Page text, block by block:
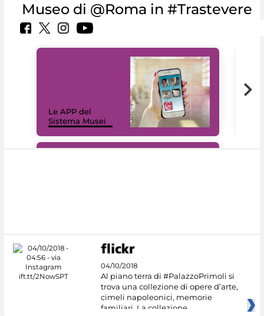
Museo di @Roma in #Trastevere
Le APP del
Sistema Musei
04/10/2018
Al piano terra di #PalazzoPrimoli si
trova una collezione di opere d’arte,
cimeli napoleonici, memorie
familiari. La collezione